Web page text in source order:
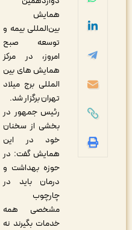
بین‌المللی بیمه و
توسعه صبح
امروز، در مرکز
همایش های بین
المللی برج میلاد
تهران برگزار شد.
رئیس جمهور در
بخشی از سخنان
خود در این
همایش گفت: در
حوزه بهداشت و
درمان باید در
چارچوب
مشخصی همه
خدمات بگیرند نه